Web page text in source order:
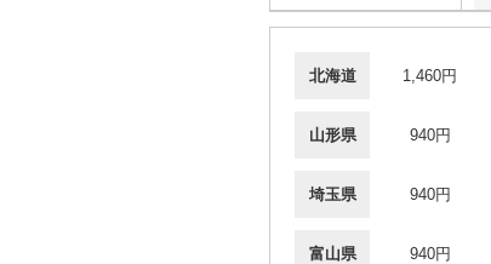
北海道 1,460円
山形県 940円
埼玉県 940円
富山県 940円